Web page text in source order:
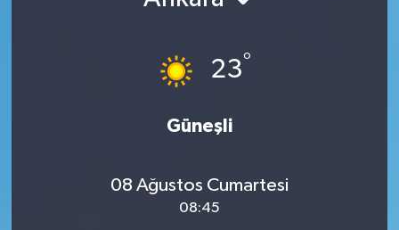
23°
Güneşli
08 Ağustos Cumartesi
08:45